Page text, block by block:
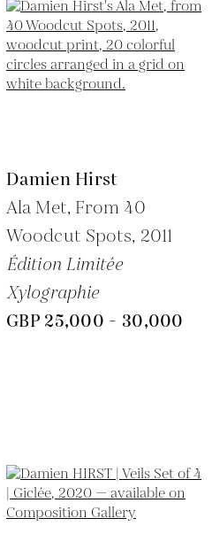
Damien Hirst
Ala Met, From 40
Woodcut Spots, 2011
Édition Limitée
Xylographie
GBP 25,000 - 30,000